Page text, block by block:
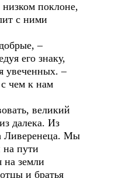
поклоне,
с ними
–
его знаку,
увеченных. –
с чем к нам
великий
далека. Из
Ливеренеца. Мы
на пути
на земли
и братья